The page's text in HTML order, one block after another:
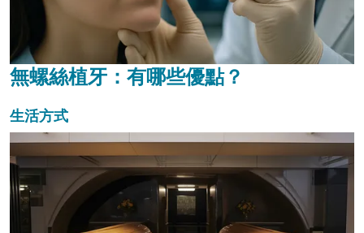
無螺絲植牙：有哪些優點？
生活方式